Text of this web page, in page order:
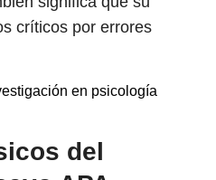
críticos por errores
en psicología
del